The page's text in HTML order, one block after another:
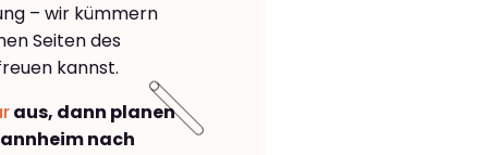
– wir kümmern
Seiten des
kannst.
aus, dann planen
nach